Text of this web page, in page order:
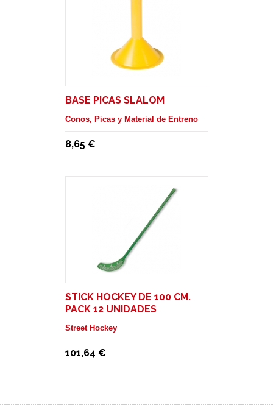
BASE PICAS SLALOM
Conos, Picas y Material de Entreno
8,65 €
STICK HOCKEY DE 100 CM.
PACK 12 UNIDADES
Street Hockey
101,64 €